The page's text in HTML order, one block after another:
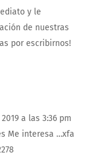
y le
de nuestras
por escribirnos!
a las 3:36 pm
Me interesa …xfa